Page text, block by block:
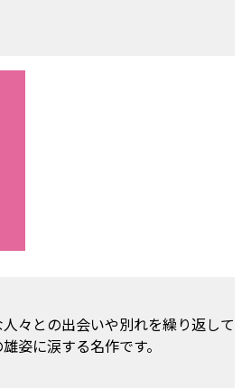
々との出会いや別れを繰り返して
姿に涙する名作です。